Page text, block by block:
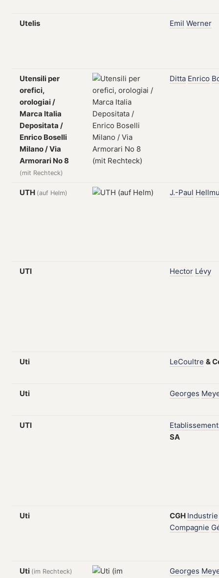
Utelis Emil Werner
Utensili per
orefici,
orologiai /
Marca Italia
Depositata /
Enrico Boselli
Milano / Via
Armorari No 8
(mit Rechteck)
Ditta Enrico
UTH (auf Helm) J.-Paul
UTI Hector Lévy
Uti LeCoultre &
Uti Georges
UTI
SA
Uti CGH Industrie
Compagnie
Uti (im Rechteck) Georges